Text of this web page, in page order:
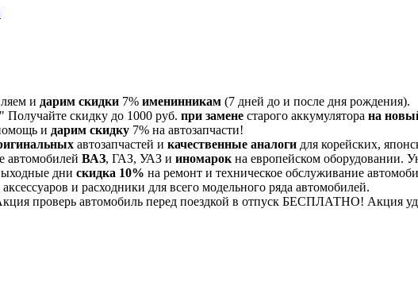
и дарим скидки 7% именинникам (7 дней до и после дня рождения).
" Получайте скидку до 1000 руб. при замене старого аккумулятора на
и дарим скидку 7% на автозапчасти!
автозапчастей и качественные аналоги для корейских,
автомобилей ВАЗ, ГАЗ, УАЗ и иномарокна европейском оборудовании.
дни скидка 10% на ремонт и техническое обслуживание
и расходники для всего модельного ряда автомобилей.
проверь автомобиль перед поездкой в отпуск БЕСПЛАТНО! Акция